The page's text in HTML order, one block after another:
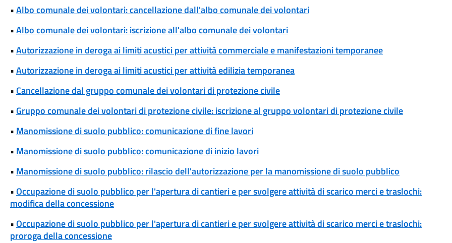
•Albo comunale dei volontari: cancellazione dall'albo comunale dei volontari
•Albo comunale dei volontari: iscrizione all'albo comunale dei volontari
•Autorizzazione in deroga ai limiti acustici per attività commerciale e manifestazioni temporanee
•Autorizzazione in deroga ai limiti acustici per attività edilizia temporanea
• Cancellazione dal gruppo comunale dei volontari di protezione civile
• Gruppo comunale dei volontari di protezione civile: iscrizione al gruppo volontari di protezione civile
• Manomissione di suolo pubblico: comunicazione di fine lavori
• Manomissione di suolo pubblico: comunicazione di inizio lavori
• Manomissione di suolo pubblico: rilascio dell'autorizzazione per la manomissione di suolo pubblico
•Occupazione di suolo pubblico per l'apertura di cantieri e per svolgere attività di scarico merci e traslochi:
modifica della concessione
•Occupazione di suolo pubblico per l'apertura di cantieri e per svolgere attività di scarico merci e traslochi:
proroga della concessione